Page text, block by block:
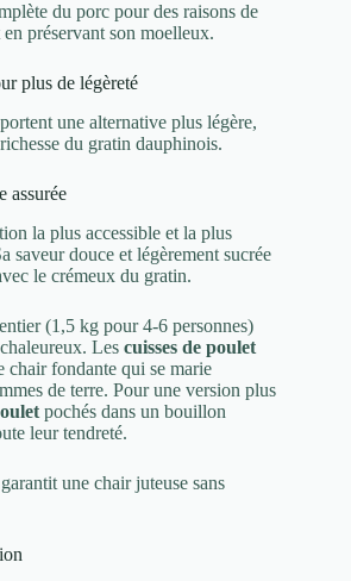
du porc pour des raisons de
préservant son moelleux.
plus de légèreté
une alternative plus légère,
du gratin dauphinois.
assurée
la plus accessible et la plus
saveur douce et légèrement sucrée
le crémeux du gratin.
entier (1,5 kg pour 4-6 personnes)
Les cuisses de poulet
chair fondante qui se marie
de terre. Pour une version plus
pochés dans un bouillon
leur tendreté.
une chair juteuse sans